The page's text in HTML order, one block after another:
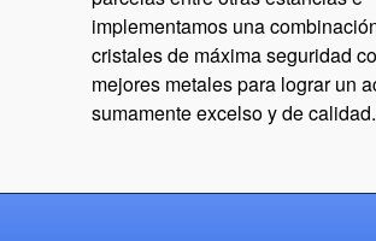
implementamos una
cristales de máxima seguridad
mejores metales para lograr un
sumamente excelso y de calidad.